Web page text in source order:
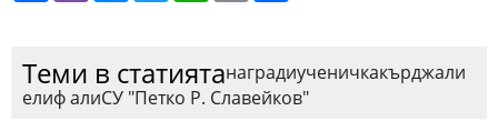
Теми в статиятанаградиученичкакърджали
елиф алиСУ "Петко Р. Славейков"